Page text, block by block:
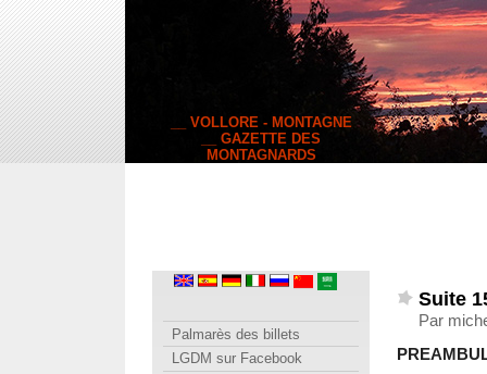
__ VOLLORE - MONTAGNE
__ GAZETTE DES
MONTAGNARDS
Suite
Par
Palmarès des billets
LGDM sur Facebook